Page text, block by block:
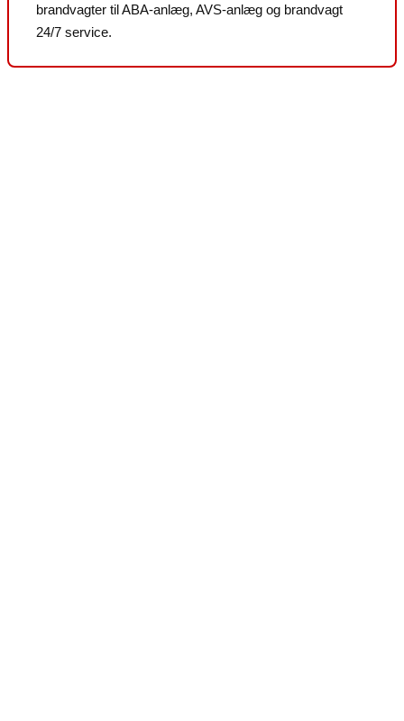
brandvagter til ABA-anlæg, AVS-anlæg og brandvagt
24/7 service.